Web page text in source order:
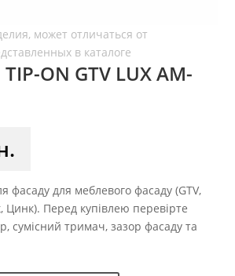
ON GTV LUX AM-
фасаду для меблевого фасаду (GTV,
Перед купівлею перевірте
сумісний тримач, зазор фасаду та